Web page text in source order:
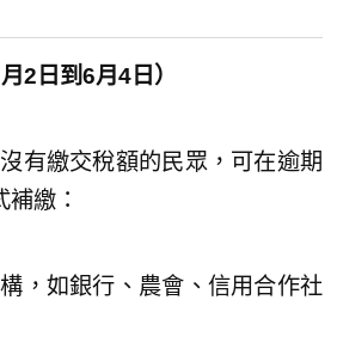
2日到6月4日）
有繳交稅額的民眾，可在逾期
繳：
，如銀行、農會、信用合作社